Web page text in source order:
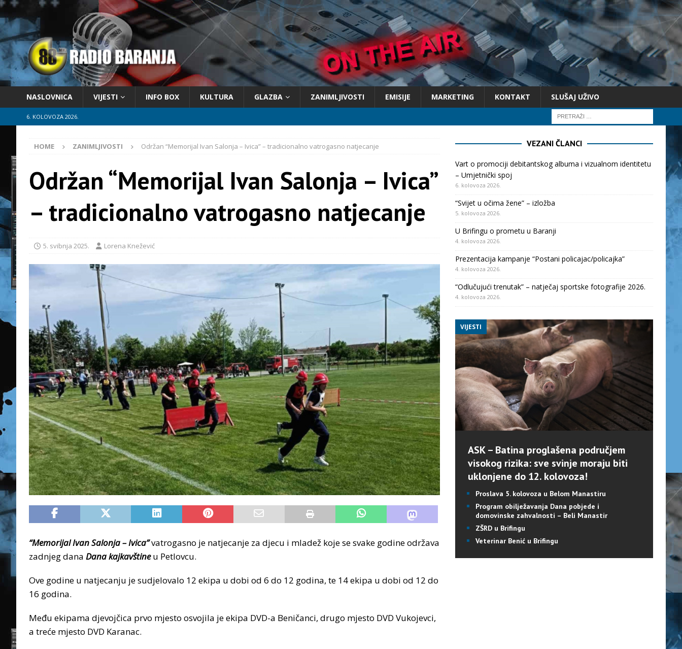
NASLOVNICA VIJESTI INFO BOX KULTURA GLAZBA ZANIMLJIVOSTI EMISIJE MARKETING KONTAKT SLUŠAJ UŽIVO
6. KOLOVOZA 2026.
HOME ZANIMLJIVOSTI Održan “Memorijal Ivan Salonja – Ivica” – tradicionalno vatrogasno natjecanje
Održan “Memorijal Ivan Salonja – Ivica”
– tradicionalno vatrogasno natjecanje
5. svibnja 2025. Lorena Knežević
“Memorijal Ivan Salonja – Ivica”vatrogasno je natjecanje za djecu i mladež koje se svake godine održava
zadnjeg dana Dana kajkavštineu Petlovcu.
Ove godine u natjecanju je sudjelovalo 12 ekipa u dobi od 6 do 12 godina, te 14 ekipa u dobi od 12 do
16 godina.
Među ekipama djevojčica prvo mjesto osvojila je ekipa DVD-a Beničanci, drugo mjesto DVD Vukojevci,
a treće mjesto DVD Karanac.
VEZANI ČLANCI
Vart o promociji debitantskog albuma i vizualnom identitetu
– Umjetnički spoj
6. kolovoza 2026.
“Svijet u očima žene” – izložba
5. kolovoza 2026.
U Brifingu o prometu u Baranji
4. kolovoza 2026.
Prezentacija kampanje “Postani policajac/policajka”
4. kolovoza 2026.
“Odlučujući trenutak” – natječaj sportske fotografije 2026.
4. kolovoza 2026.
VIJESTI
ASK – Batina proglašena područjem
visokog rizika: sve svinje moraju biti
uklonjene do 12. kolovoza!
Proslava 5. kolovoza u Belom Manastiru
Program obilježavanja Dana pobjede i
domovinske zahvalnosti – Beli Manastir
ZŠRD u Brifingu
Veterinar Benić u Brifingu